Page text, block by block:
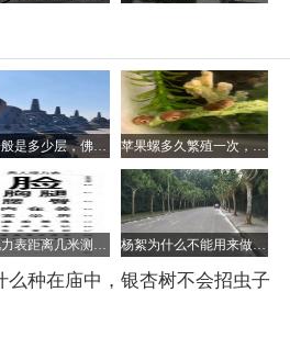
佛塔一般是多少层，佛塔的意义与作用简介 苹果螺多久繁殖一次，一个苹果螺会爆缸吗？
标准视力表距离几米测，视力表对应的眼镜度数是怎样的？ 杨絮为什么不能用来做棉衣、羽绒服，杨絮对人体有什么危害？
么种在庙中，银杏树不会招虫子